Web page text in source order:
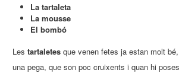
La tartaleta
La mousse
El bombó
Lestartaletes que venen fetes ja estan molt
una pega, que son poc cruixents i quan hi